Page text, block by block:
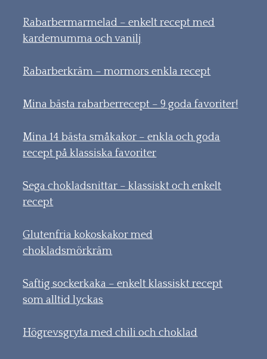
Rabarbermarmelad – enkelt recept med
kardemumma och vanilj
Rabarberkräm – mormors enkla recept
Mina bästa rabarberrecept – 9 goda favoriter!
Mina 14 bästa småkakor – enkla och goda
recept på klassiska favoriter
Sega chokladsnittar – klassiskt och enkelt
recept
Glutenfria kokoskakor med
chokladsmörkräm
Saftig sockerkaka – enkelt klassiskt recept
som alltid lyckas
Högrevsgryta med chili och choklad